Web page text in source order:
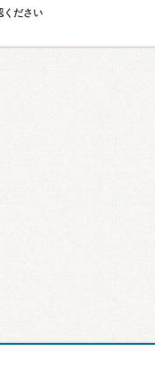
ください